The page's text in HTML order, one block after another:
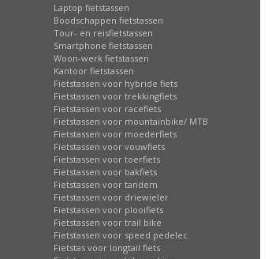
Laptop fietstassen
Boodschappen fietstassen
Tour- en reisfietstassen
Smartphone fietstassen
Woon-werk fietstassen
Kantoor fietstassen
Fietstassen voor hybride fiets
Fietstassen voor trekkingfiets
Fietstassen voor racefiets
Fietstassen voor mountainbike/ MTB
Fietstassen voor moederfiets
Fietstassen voor vouwfiets
Fietstassen voor toerfiets
Fietstassen voor bakfiets
Fietstassen voor tandem
Fietstassen voor driewieler
Fietstassen voor plooifiets
Fietstassen voor trail bike
Fietstassen voor speed pedelec
Fietstas voor longtail fiets